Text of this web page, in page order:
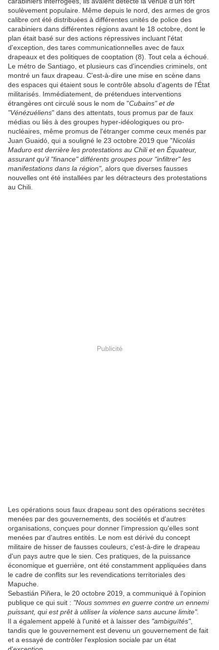
soulèvement populaire. Même depuis le nord, des armes de gros
calibre ont été distribuées à différentes unités de police des
carabiniers dans différentes régions avant le 18 octobre, dont le
plan était basé sur des actions répressives incluant l'état
d'exception, des tares communicationnelles avec de faux
drapeaux et des politiques de cooptation (8). Tout cela a échoué.
Le métro de Santiago, et plusieurs cas d'incendies criminels, ont
montré un faux drapeau. C'est-à-dire une mise en scène dans
des espaces qui étaient sous le contrôle absolu d'agents de l'État
militarisés. Immédiatement, de prétendues interventions
étrangères ont circulé sous le nom de "Cubains" et de
"Vénézuéliens" dans des attentats, tous promus par de faux
médias ou liés à des groupes hyper-idéologiques ou pro-
nucléaires, même promus de l'étranger comme ceux menés par
Juan Guaidó, qui a souligné le 23 octobre 2019 que "Nicolás
Maduro est derrière les protestations au Chili et en Équateur,
assurant qu'il "finance" différents groupes pour "infiltrer" les
manifestations dans la région", alors que diverses fausses
nouvelles ont été installées par les détracteurs des protestations
au Chili.
Publicité
Les opérations sous faux drapeau sont des opérations secrètes
menées par des gouvernements, des sociétés et d'autres
organisations, conçues pour donner l'impression qu'elles sont
menées par d'autres entités. Le nom est dérivé du concept
militaire de hisser de fausses couleurs, c'est-à-dire le drapeau
d'un pays autre que le sien. Ces pratiques, de la puissance
économique et guerrière, ont été constamment appliquées dans
le cadre de conflits sur les revendications territoriales des
Mapuche.
Sebastián Piñera, le 20 octobre 2019, a communiqué à l'opinion
publique ce qui suit : "Nous sommes en guerre contre un ennemi
puissant, qui est prêt à utiliser la violence sans aucune limite".
Il a également appelé à l'unité et à laisser des "ambiguïtés",
tandis que le gouvernement est devenu un gouvernement de fait
et a essayé de contrôler l'explosion sociale par un état